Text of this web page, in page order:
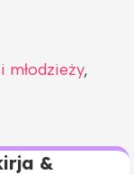
&
młodzieży,